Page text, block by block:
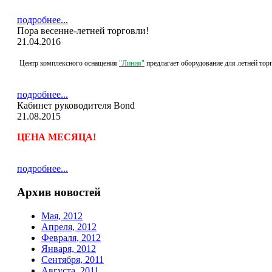
подробнее...
Пора весенне-летней торговли!
21.04.2016
Центр комплексного оснащения "Линия"предлагает оборудование для летней
подробнее...
Кабинет руководителя Bond
21.08.2015
ЦЕНА МЕСЯЦА!
подробнее...
Архив новостей
Мая, 2012
Апреля, 2012
Февраля, 2012
Января, 2012
Сентября, 2011